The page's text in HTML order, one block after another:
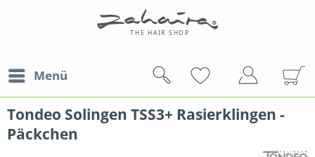
Menü
Tondeo Solingen TSS3+ Rasierklingen -
Päckchen